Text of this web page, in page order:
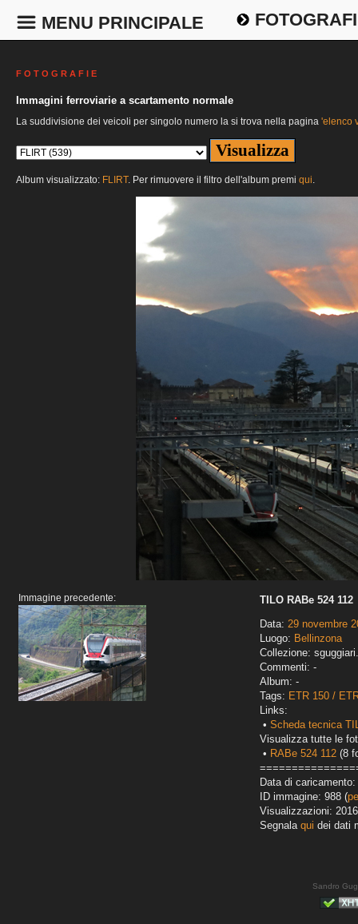
MENU PRINCIPALE
F O T O G R A F I E
Immagini ferroviarie a scartamento normale
La suddivisione dei veicoli per singolo numero la si trova nella pagina 'elenco
Album visualizzato: FLIRT. Per rimuovere il filtro dell'album premi qui.
Immagine precedente:
TILO RABe 524 112
Data: 29 novembre
Luogo: Bellinzona
Collezione:
Commenti: -
Album: -
Tags: ETR 150 /
Links:
• Scheda tecnica
Visualizza tutte le
• RABe 524 112 (8
Data di caricamento:
ID immagine: 988 (
Visualizzazioni: 2016
Segnala qui dei dati
Sandro